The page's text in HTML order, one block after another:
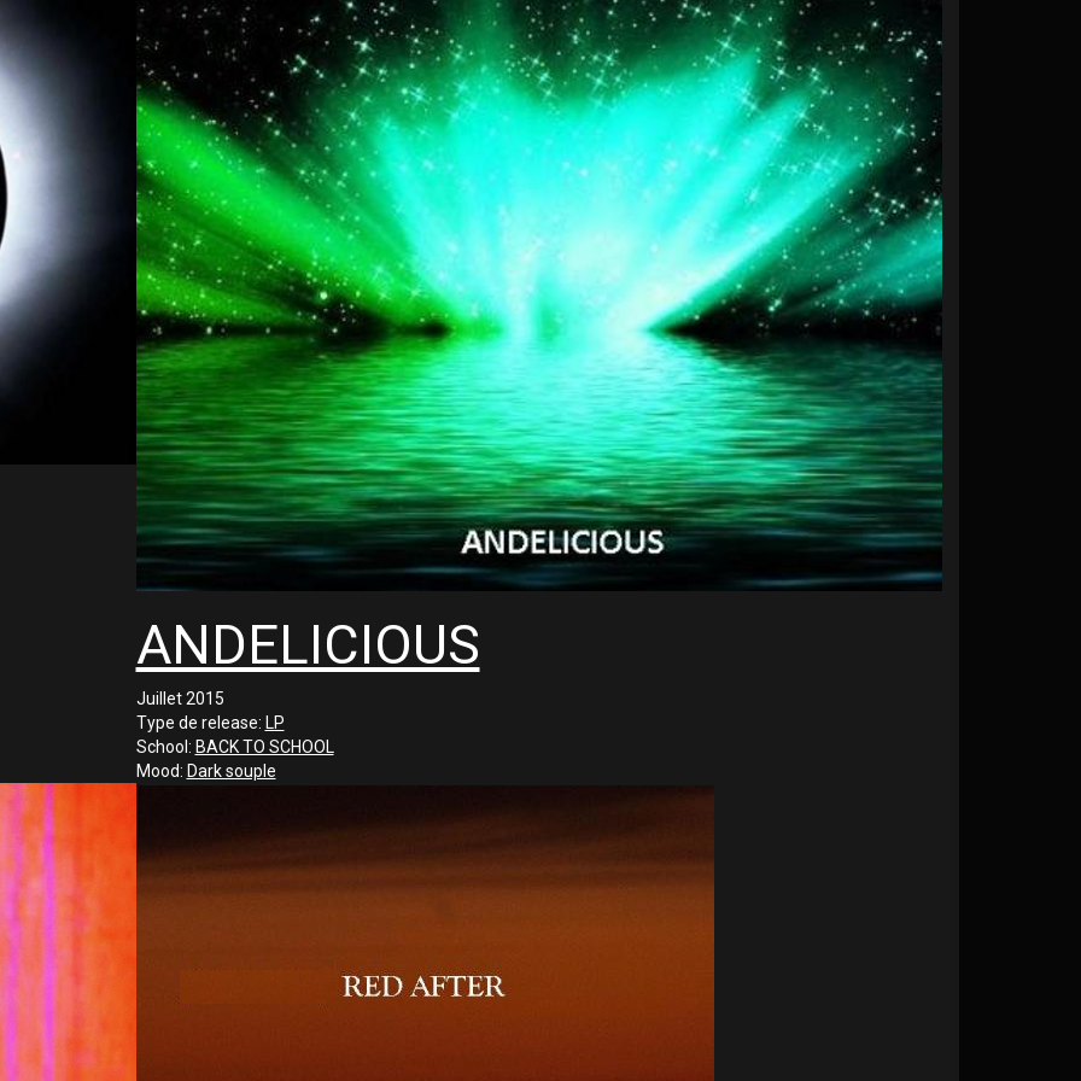
ANDELICIOUS
Juillet 2015
Type de release: LP
School: BACK TO SCHOOL
Mood: Dark souple